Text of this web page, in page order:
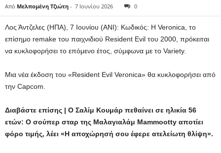
Από Μελπομένη Τζιώτη - 7 Ιουνίου 2026 0
Λος Άντζελες (ΗΠΑ), 7 Ιουνίου (ANI): Κωδικός: Η Veronica, το
επίσημο remake του παιχνιδιού Resident Evil του 2000, πρόκειται
να κυκλοφορήσει το επόμενο έτος, σύμφωνα με το Variety.
Μια νέα έκδοση του «Resident Evil Veronica» θα κυκλοφορήσει από
την Capcom.
Διαβάστε επίσης | Ο Σαλίμ Κουμάρ πεθαίνει σε ηλικία 56
ετών: Ο σούπερ σταρ της Μαλαγιαλάμ Mammootty αποτίει
φόρο τιμής, λέει «Η αποχώρησή σου έφερε ατελείωτη θλίψη».